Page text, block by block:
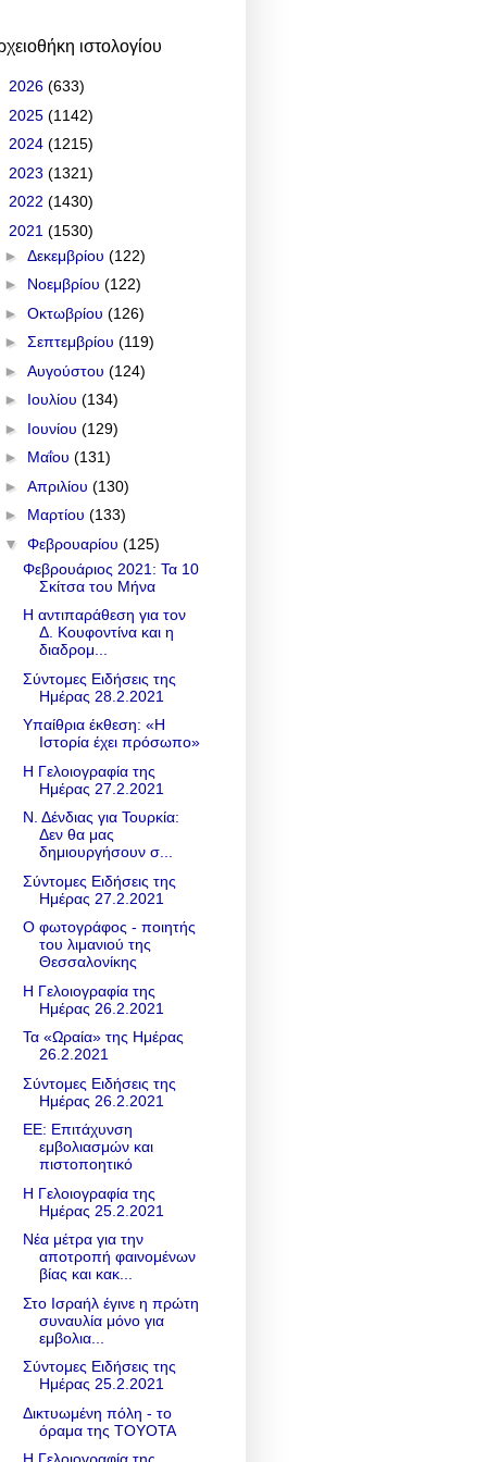
ιστολογίου
2026 (633)
2025 (1142)
2024 (1215)
2023 (1321)
2022 (1430)
2021 (1530)
► Δεκεμβρίου (122)
► Νοεμβρίου (122)
► Οκτωβρίου (126)
► Σεπτεμβρίου (119)
► Αυγούστου (124)
► Ιουλίου (134)
► Ιουνίου (129)
► Μαΐου (131)
► Απριλίου (130)
► Μαρτίου (133)
▼ Φεβρουαρίου (125)
Φεβρουάριος 2021: Τα 10
Σκίτσα του Μήνα
Η αντιπαράθεση για τον
Δ. Κουφοντίνα και η
διαδρομ...
Σύντομες Ειδήσεις της
Ημέρας 28.2.2021
Υπαίθρια έκθεση: «Η
Ιστορία έχει πρόσωπο»
Η Γελοιογραφία της
Ημέρας 27.2.2021
Ν. Δένδιας για Τουρκία:
Δεν θα μας
δημιουργήσουν σ...
Σύντομες Ειδήσεις της
Ημέρας 27.2.2021
Ο φωτογράφος - ποιητής
του λιμανιού της
Θεσσαλονίκης
Η Γελοιογραφία της
Ημέρας 26.2.2021
Τα «Ωραία» της Ημέρας
26.2.2021
Σύντομες Ειδήσεις της
Ημέρας 26.2.2021
ΕΕ: Επιτάχυνση
εμβολιασμών και
πιστοποητικό
Η Γελοιογραφία της
Ημέρας 25.2.2021
Νέα μέτρα για την
αποτροπή φαινομένων
βίας και κακ...
Στο Ισραήλ έγινε η πρώτη
συναυλία μόνο για
εμβολια...
Σύντομες Ειδήσεις της
Ημέρας 25.2.2021
Δικτυωμένη πόλη - το
όραμα της TOYOTA